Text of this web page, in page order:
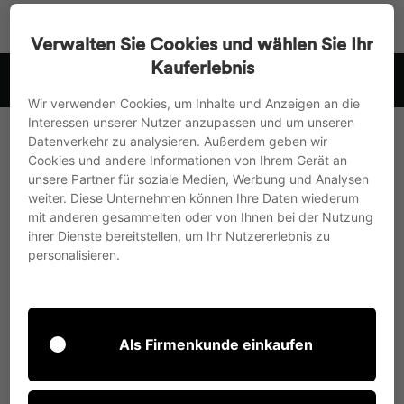
Accédez
au
Verwalten Sie Cookies und wählen Sie Ihr
Kauferlebnis
Wir verwenden Cookies, um Inhalte und Anzeigen an die
Interessen unserer Nutzer anzupassen und um unseren
Datenverkehr zu analysieren. Außerdem geben wir
Cookies und andere Informationen von Ihrem Gerät an
unsere Partner für soziale Medien, Werbung und Analysen
weiter. Diese Unternehmen können Ihre Daten wiederum
mit anderen gesammelten oder von Ihnen bei der Nutzung
ihrer Dienste bereitstellen, um Ihr Nutzererlebnis zu
personalisieren.
Als Firmenkunde einkaufen
le
diaporama
Paiement à l'avance avec 3% de réduction ou achat sur